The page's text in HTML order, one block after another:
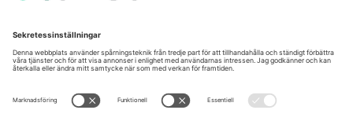
Unter den Linden 24, 10117
Berlin, Germany
London, EC1V 1AW, United
Kingdom
United States
Switzerland